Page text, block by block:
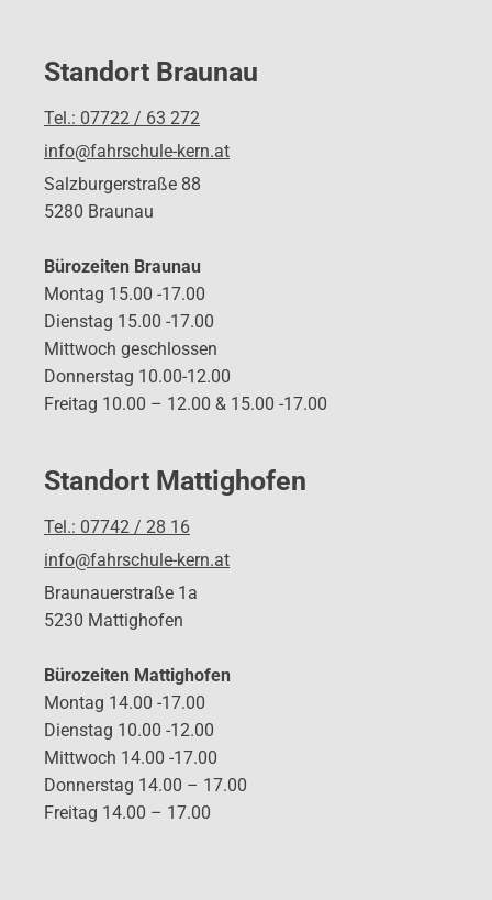
Standort Braunau
Tel.: 07722 / 63 272
info@fahrschule-kern.at
Salzburgerstraße 88
5280 Braunau
Bürozeiten Braunau
Montag 15.00 -17.00
Dienstag 15.00 -17.00
Mittwoch geschlossen
Donnerstag 10.00-12.00
Freitag 10.00 – 12.00 & 15.00 -17.00
Standort Mattighofen
Tel.: 07742 / 28 16
info@fahrschule-kern.at
Braunauerstraße 1a
5230 Mattighofen
Bürozeiten Mattighofen
Montag 14.00 -17.00
Dienstag 10.00 -12.00
Mittwoch 14.00 -17.00
Donnerstag 14.00 – 17.00
Freitag 14.00 – 17.00